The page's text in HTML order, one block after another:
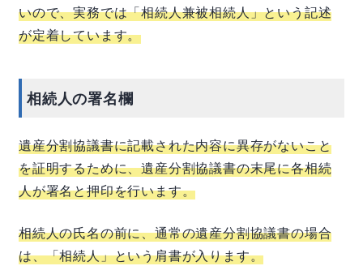
いので、実務では「相続人兼被相続人」という記述
が定着しています。
相続人の署名欄
遺産分割協議書に記載された内容に異存がないこと
を証明するために、遺産分割協議書の末尾に各相続
人が署名と押印を行います。
相続人の氏名の前に、通常の遺産分割協議書の場合
は、「相続人」という肩書が入ります。